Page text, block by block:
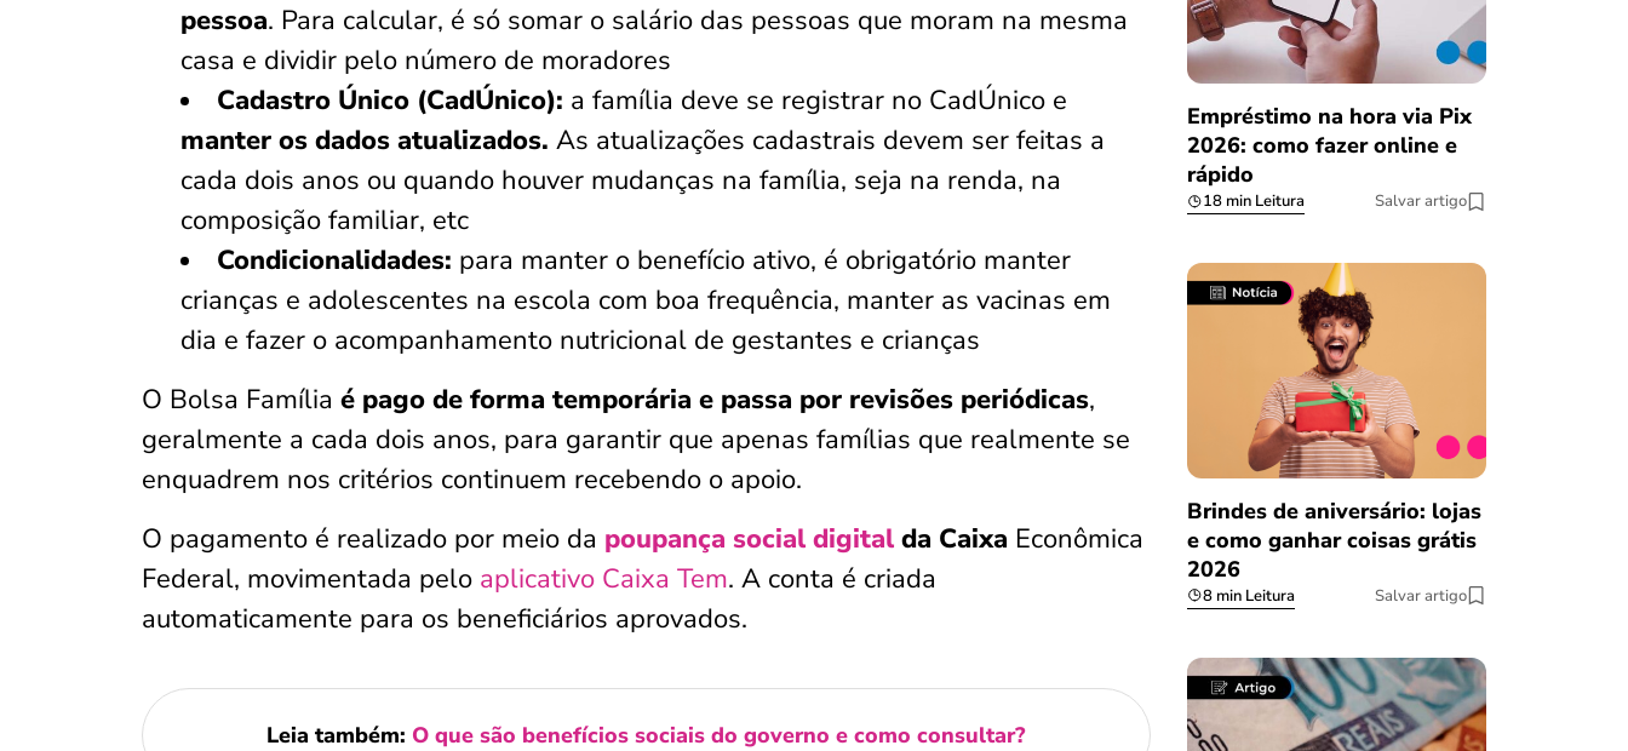
pessoa. Para calcular, é só somar o salário das pessoas que moram na mesma
casa e dividir pelo número de moradores
Cadastro Único (CadÚnico): a família deve se registrar no CadÚnico e
manter os dados atualizados. As atualizações cadastrais devem ser feitas a
cada dois anos ou quando houver mudanças na família, seja na renda, na
composição familiar, etc
Condicionalidades: para manter o benefício ativo, é obrigatório manter
crianças e adolescentes na escola com boa frequência, manter as vacinas em
dia e fazer o acompanhamento nutricional de gestantes e crianças
O Bolsa Família é pago de forma temporária e passa por revisões periódicas,
geralmente a cada dois anos, para garantir que apenas famílias que realmente se
enquadrem nos critérios continuem recebendo o apoio.
O pagamento é realizado por meio da poupança social digital da Caixa Econômica
Federal, movimentada pelo aplicativo Caixa Tem. A conta é criada
automaticamente para os beneficiários aprovados.
Leia também: O que são benefícios sociais do governo e como consultar?
Empréstimo na hora via Pix
2026: como fazer online e
rápido
18 min Leitura Salvar artigo
Brindes de aniversário: lojas
e como ganhar coisas grátis
2026
8 min Leitura Salvar artigo